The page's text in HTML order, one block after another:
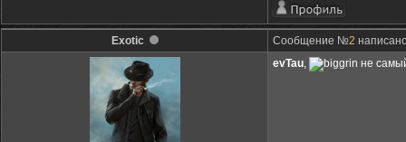
Exotic Сообщение №2
evTau, не